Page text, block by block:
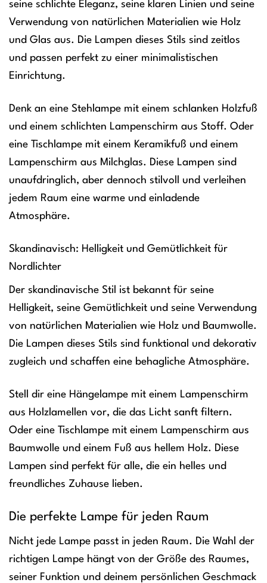
seine schlichte Eleganz, seine klaren Linien und seine
Verwendung von natürlichen Materialien wie Holz
und Glas aus. Die Lampen dieses Stils sind zeitlos
und passen perfekt zu einer minimalistischen
Einrichtung.
Denk an eine Stehlampe mit einem schlanken Holzfuß
und einem schlichten Lampenschirm aus Stoff. Oder
eine Tischlampe mit einem Keramikfuß und einem
Lampenschirm aus Milchglas. Diese Lampen sind
unaufdringlich, aber dennoch stilvoll und verleihen
jedem Raum eine warme und einladende
Atmosphäre.
Skandinavisch: Helligkeit und Gemütlichkeit für
Nordlichter
Der skandinavische Stil ist bekannt für seine
Helligkeit, seine Gemütlichkeit und seine Verwendung
von natürlichen Materialien wie Holz und Baumwolle.
Die Lampen dieses Stils sind funktional und dekorativ
zugleich und schaffen eine behagliche Atmosphäre.
Stell dir eine Hängelampe mit einem Lampenschirm
aus Holzlamellen vor, die das Licht sanft filtern.
Oder eine Tischlampe mit einem Lampenschirm aus
Baumwolle und einem Fuß aus hellem Holz. Diese
Lampen sind perfekt für alle, die ein helles und
freundliches Zuhause lieben.
Die perfekte Lampe für jeden Raum
Nicht jede Lampe passt in jeden Raum. Die Wahl der
richtigen Lampe hängt von der Größe des Raumes,
seiner Funktion und deinem persönlichen Geschmack